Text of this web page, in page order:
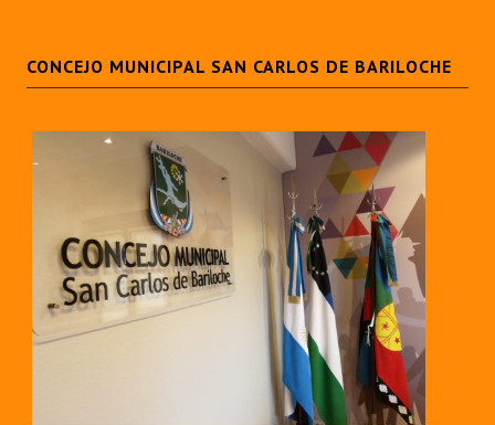
CONCEJO MUNICIPAL SAN CARLOS DE BARILOCHE